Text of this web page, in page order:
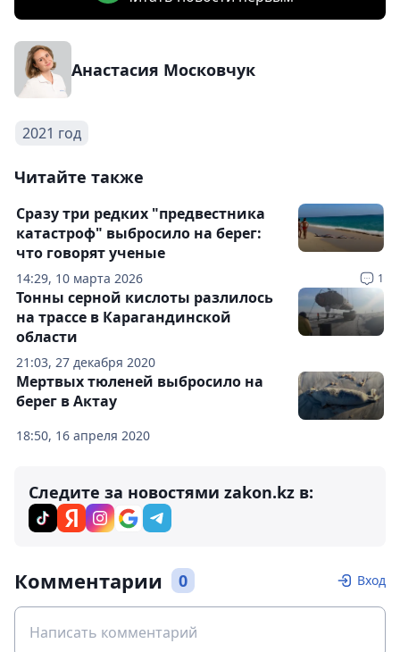
Анастасия Московчук
2021 год
Читайте также
14:29, 10 марта 2026 1
Сразу три редких "предвестника
катастроф" выбросило на берег:
что говорят ученые
21:03, 27 декабря 2020
Тонны серной кислоты разлилось
на трассе в Карагандинской
области
18:50, 16 апреля 2020
Мертвых тюленей выбросило на
берег в Актау
Следите за новостями zakon.kz в:
Комментарии 0 Вход